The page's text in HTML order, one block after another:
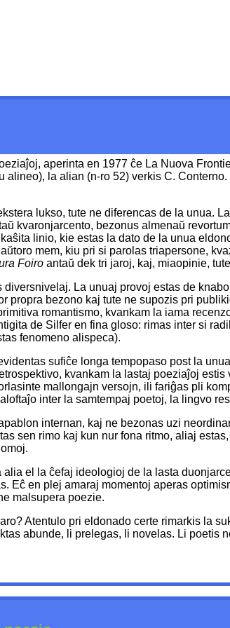
aperinta en 1977 ĉe La Nuova
alineo), la alian (n-ro 52) verkis C.
lukso, tute ne diferencas de la unua.
kvaronjarcento, bezonus almenaŭ
linio, kie estas la dato de la unua
mem, kiu pri si parolas triapersone,
Foiro antaŭ dek tri jaroj, kaj, miaopinie,
La unuaj provoj estas de
propra bezono kaj tute ne supozis pri
romantismo, kvankam la iama
de Silfer en fina gloso: rimas inter si
fenomeno alispeca).
sufiĉe longa tempopaso post la
kvankam la lastaj poeziaĵoj
mallongajn versojn, ili fariĝas pli
inter la samtempaj poetoj, la lingvo
internan, kaj ne bezonas uzi
sen rimo kaj kun nur fona ritmo, aliaj
el la ĉefaj ideologioj de la lasta
Eĉ en plej amaraj momentoj aperas
malsupera poezie.
Atentulo pri eldonado certe rimarkis la
abunde, li prelegas, li novelas. Li poetis